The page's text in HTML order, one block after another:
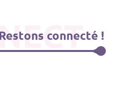
Restons connecté !